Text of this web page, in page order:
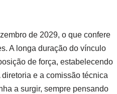
de 2029, o que confere
A longa duração do vínculo
de força, estabelecendo
e a comissão técnica
a surgir, sempre pensando